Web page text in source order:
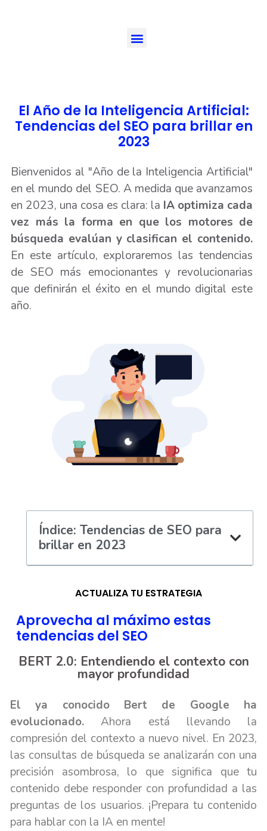
El Año de la Inteligencia Artificial:
Tendencias del SEO para brillar en
2023
Bienvenidos al "Año de la Inteligencia Artificial"
en el mundo del SEO. A medida que avanzamos
en 2023, una cosa es clara: la IA optimiza cada
vez más la forma en que los motores de
búsqueda evalúan y clasifican el contenido.
En este artículo, exploraremos las tendencias
de SEO más emocionantes y revolucionarias
que definirán el éxito en el mundo digital este
año.
Índice: Tendencias de SEO para
brillar en 2023
ACTUALIZA TU ESTRATEGIA
Aprovecha al máximo estas
tendencias del SEO
BERT 2.0: Entendiendo el contexto con
mayor profundidad
El ya conocido Bert de Google ha
evolucionado. Ahora está llevando la
compresión del contexto a nuevo nivel. En 2023,
las consultas de búsqueda se analizarán con una
precisión asombrosa, lo que significa que tu
contenido debe responder con profundidad a las
preguntas de los usuarios. ¡Prepara tu contenido
para hablar con la IA en mente!